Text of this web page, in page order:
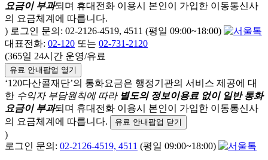
요금이 부과되며 휴대전화 이용시 본인이 가입한 이동통신사
의 요금체계에 따릅니다.
) 로그인 문의: 02-2126-4519, 4511 (평일 09:00~18:00)
대표전화: 02-120 또는 02-731-2120
(365일 24시간 운영/유료
유료 안내팝업 열기
‘120다산콜재단’의 통화요금은 행정기관의 서비스 제공에 대
한 수익자 부담원칙에 따라 별도의 정보이용료 없이 일반 통화
요금이 부과되며 휴대전화 이용시 본인이 가입한 이동통신사
의 요금체계에 따릅니다.
유료 안내팝업 닫기
)
로그인 문의: 02-2126-4519, 4511 (평일 09:00~18:00)